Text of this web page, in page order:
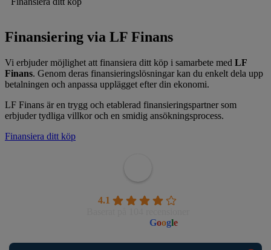
Finansiering via LF Finans
Vi erbjuder möjlighet att finansiera ditt köp i samarbete med LF
Finans. Genom deras finansieringslösningar kan du enkelt dela upp
betalningen och anpassa upplägget efter din ekonomi.
LF Finans är en trygg och etablerad finansieringspartner som
erbjuder tydliga villkor och en smidig ansökningsprocess.
Finansiera ditt köp
4.1
Google